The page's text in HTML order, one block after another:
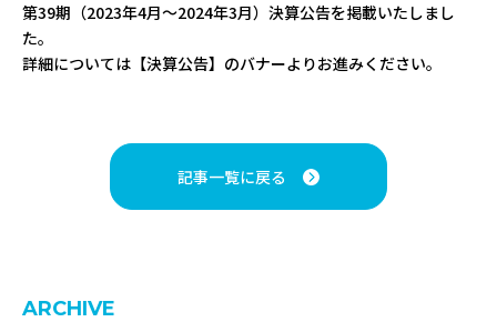
CONTACT US お問い合わせ
OUR SERVICES
PRODUCTS
第39期（2023年4月～2024年3月）決算公告を掲載いたしまし
た。
詳細については【決算公告】のバナーよりお進みください。
記事一覧に戻る
ARCHIVE